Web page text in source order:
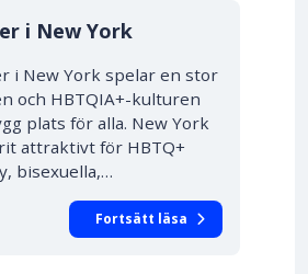
i New York
i New York spelar en stor
och HBTQIA+-kulturen
plats för alla. New York
attraktivt för HBTQ+
bisexuella,…
Fortsätt läsa